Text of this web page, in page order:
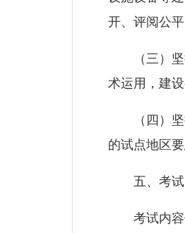
开、评阅公平
（三）坚持
术运用，建
（四）坚持
的试点地区
五、考试
考试内容依